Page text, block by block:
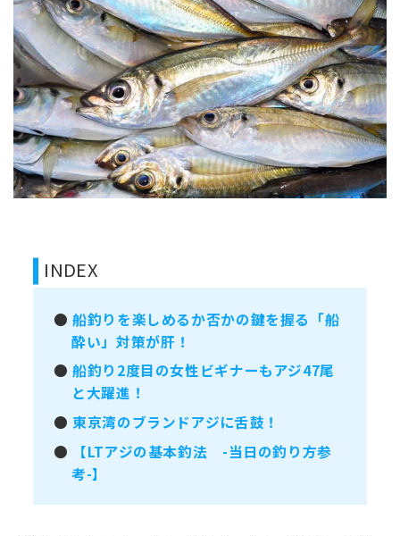
INDEX
●船釣りを楽しめるか否かの鍵を握る「船
酔い」対策が肝！
●船釣り2度目の女性ビギナーもアジ47尾
と大躍進！
● 東京湾のブランドアジに舌鼓！
●
【LTアジの基本釣法 -当日の釣り方参
考-】